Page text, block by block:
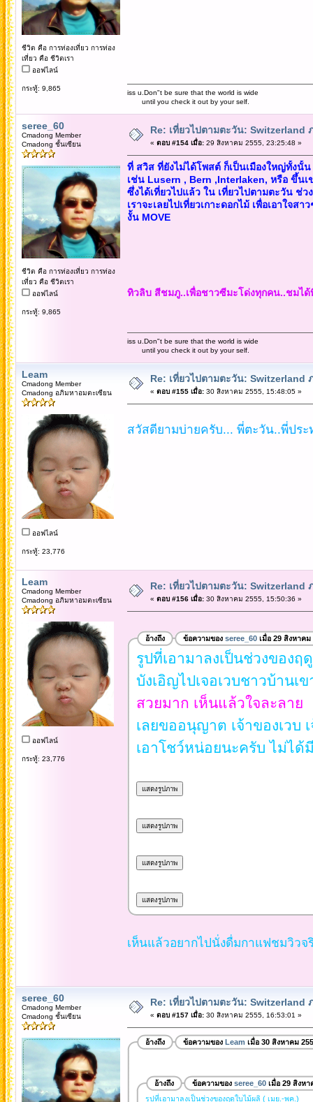
ชีวิต คือ การท่องเที่ยว การท่อง
เที่ยว คือ ชีวิตเรา
ออฟไลน์
กระทู้: 9,865
iss u.Don"t be sure that the world is wide
until you check it out by your self.
seree_60
Cmadong Member
Cmadong ชั้นเซียน
ชีวิต คือ การท่องเที่ยว การท่อง
เที่ยว คือ ชีวิตเรา
ออฟไลน์
กระทู้: 9,865
Re: เที่ยวไปตามตะวัน: Switzerland
« ตอบ #154 เมื่อ:29 สิงหาคม 2555, 23:25:48 »
ที่ สวิส ที่ยังไม่ได้โพสต์ ก็เป็นเมืองใหญ่ทั้งนั้น
เช่น Lusern , Bern ,Interlaken, หรือ ขึ้นเ
ซึ่งได้เที่ยวไปแล้ว ใน เที่ยวไปตามตะวัน ช่
เราจะเลยไปเที่ยวเกาะดอกไม้ เพื่อเอาใจสาว
งั้น MOVE
ทิวลิบ สีชมภู..เพื่อชาวซีมะโด่งทุกคน..ชมได้
iss u.Don"t be sure that the world is wide
until you check it out by your self.
Leam
Cmadong Member
Cmadong อภิมหาอมตะเซียน
ออฟไลน์
กระทู้: 23,776
Re: เที่ยวไปตามตะวัน: Switzerland
« ตอบ #155 เมื่อ:30 สิงหาคม 2555, 15:48:05 »
สวัสดียามบ่ายครับ... พี่ตะวัน..พี่ปร
Leam
Cmadong Member
Cmadong อภิมหาอมตะเซียน
ออฟไลน์
กระทู้: 23,776
Re: เที่ยวไปตามตะวัน: Switzerland
« ตอบ #156 เมื่อ:30 สิงหาคม 2555, 15:50:36 »
อ้างถึง ข้อความของ seree_60เมื่อ 29 สิงหาคม
รูปที่เอามาลงเป็นช่วงของฤ
บังเอิญไปเจอเวบชาวบ้านเข
สวยมาก เห็นแล้วใจละลาย
เลยขออนุญาต เจ้าของเวบ
เอาโชว์หน่อยนะครับ ไม่ได้
เห็นแล้วอยากไปนั่งดื่มกาแฟชมวิวจ
seree_60
Cmadong Member
Cmadong ชั้นเซียน
Re: เที่ยวไปตามตะวัน: Switzerland
« ตอบ #157 เมื่อ:30 สิงหาคม 2555, 16:53:01 »
อ้างถึง ข้อความของ Leam เมื่อ 30 สิงหาคม
อ้างถึง ข้อความของ seree_60เมื่อ 29 สิงหา
รูปที่เอามาลงเป็นช่วงของฤดูใบไม้ผลิ ( เมย.-พค.)